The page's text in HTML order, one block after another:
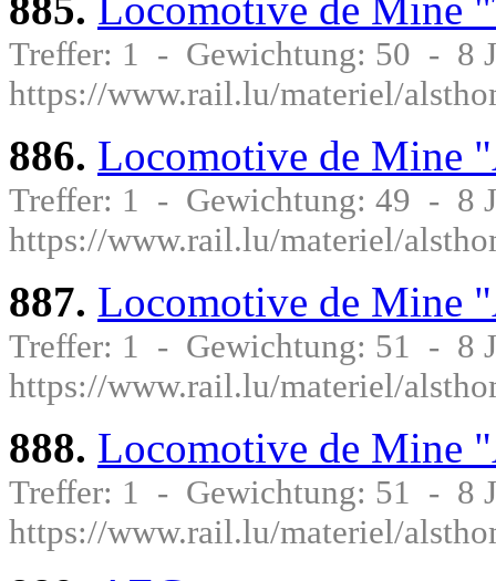
Treffer: 1 - Gewichtung: 50 - 8
https://www.rail.lu/materiel/
886. Locomotive de Mine
Treffer: 1 - Gewichtung: 49 - 8
https://www.rail.lu/materiel/
887. Locomotive de Mine
Treffer: 1 - Gewichtung: 51 - 8
https://www.rail.lu/materiel/
888. Locomotive de Mine
Treffer: 1 - Gewichtung: 51 - 8
https://www.rail.lu/materiel/